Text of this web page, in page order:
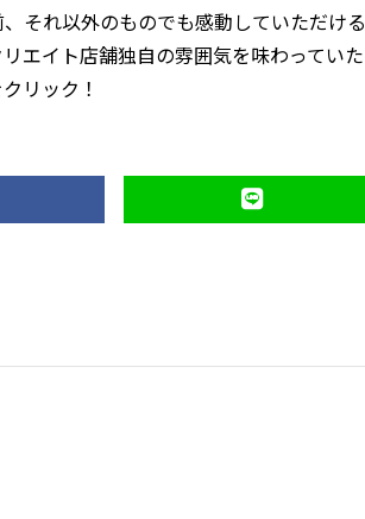
それ以外のものでも感動していただける
エイト店舗独自の雰囲気を味わっていた
リック！